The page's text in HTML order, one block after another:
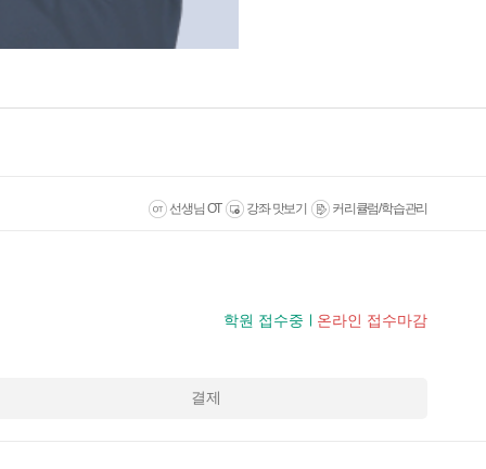
선생님 OT 강좌 맛보기 커리큘럼/학습관리
학원 접수중 온라인 접수마감
결제